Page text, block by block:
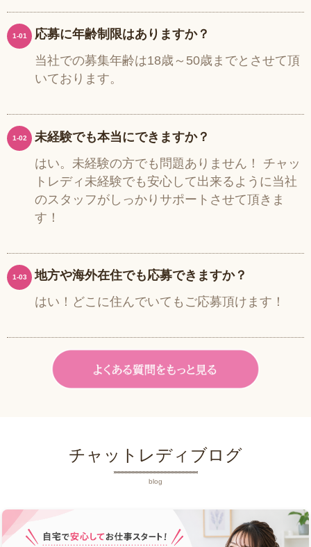
1-01
応募に年齢制限はありますか？
当社での募集年齢は18歳～50歳までとさせて頂
いております。
1-02
未経験でも本当にできますか？
はい。未経験の方でも問題ありません！ チャッ
トレディ未経験でも安心して出来るように当社
のスタッフがしっかりサポートさせて頂きま
す！
1-03
地方や海外在住でも応募できますか？
はい！どこに住んでいてもご応募頂けます！
チャットレディブログ
blog